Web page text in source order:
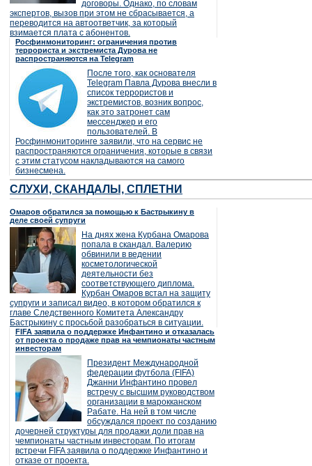
договоры. Однако, по словам
экспертов, вызов при этом не сбрасывается, а
переводится на автоответчик, за который
взимается плата с абонентов.
Росфинмониторинг: ограничения против
террориста и экстремиста Дурова не
распространяются на Telegram
После того, как основателя
Telegram Павла Дурова внесли в
список террористов и
экстремистов, возник вопрос,
как это затронет сам
мессенджер и его
пользователей. В
Росфинмониторинге заявили, что на сервис не
распространяются ограничения, которые в связи
с этим статусом накладываются на самого
бизнесмена.
СЛУХИ, СКАНДАЛЫ, СПЛЕТНИ
Омаров обратился за помощью к Бастрыкину в
деле своей супруги
На днях жена Курбана Омарова
попала в скандал. Валерию
обвинили в ведении
косметологической
деятельности без
соответствующего диплома.
Курбан Омаров встал на защиту
супруги и записал видео, в котором обратился к
главе Следственного Комитета Александру
Бастрыкину с просьбой разобраться в ситуации.
FIFA заявила о поддержке Инфантино и отказалась
от проекта о продаже прав на чемпионаты частным
инвесторам
Президент Международной
федерации футбола (FIFA)
Джанни Инфантино провел
встречу с высшим руководством
организации в марокканском
Рабате. На ней в том числе
обсуждался проект по созданию
дочерней структуры для продажи доли прав на
чемпионаты частным инвесторам. По итогам
встречи FIFA заявила о поддержке Инфантино и
отказе от проекта.